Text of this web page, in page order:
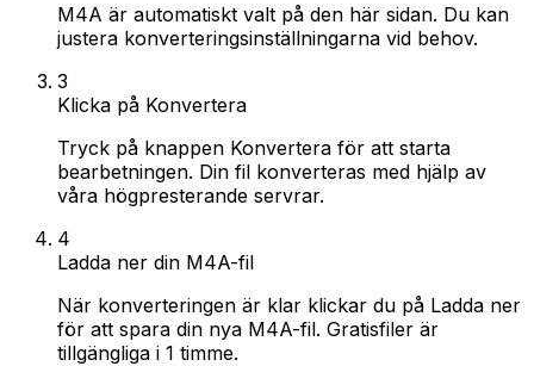
M4A är automatiskt valt på den här sidan. Du kan
justera konverteringsinställningarna vid behov.
3
Klicka på Konvertera
Tryck på knappen Konvertera för att starta
bearbetningen. Din fil konverteras med hjälp av
våra högpresterande servrar.
4
Ladda ner din M4A-fil
När konverteringen är klar klickar du på Ladda ner
för att spara din nya M4A-fil. Gratisfiler är
tillgängliga i 1 timme.